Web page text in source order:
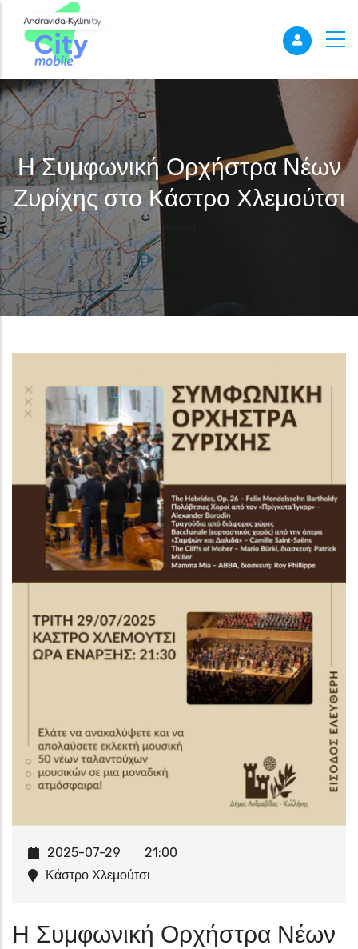
Η Συμφωνική Ορχήστρα Νέων
Ζυρίχης στο Κάστρο Χλεμούτσι
2025-07-29
21:00
Κάστρο Χλεμούτσι
Η Συμφωνική Ορχήστρα Νέων